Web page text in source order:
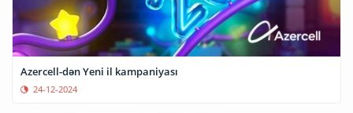
Azercell-dən Yeni il kampaniyası
24-12-2024